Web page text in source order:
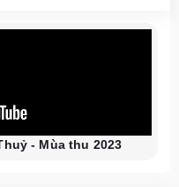
- Mùa thu 2023